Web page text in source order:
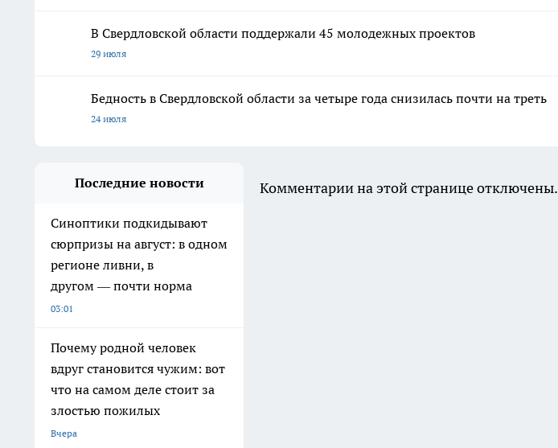
В Свердловской области поддержали 45 молодежных проектов
29 июля
Бедность в Свердловской области за четыре года снизилась почти на треть
24 июля
Последние новости
Синоптики подкидывают
сюрпризы на август: в одном
регионе ливни, в
другом — почти норма
03:01
Почему родной человек
вдруг становится чужим: вот
что на самом деле стоит за
злостью пожилых
Вчера
Комментарии на этой странице отключены.